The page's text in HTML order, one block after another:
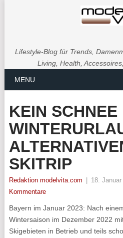
Lifestyle-Blog für Trends,
Living, Health,
MENU
KEIN SCHNEE
SKITRIP
Redaktion modelvita.com 18. Januar
Kommentare
Bayern im Januar 2023: Nach
Wintersaison im Dezember 2022
Skigebieten in Betrieb und teils